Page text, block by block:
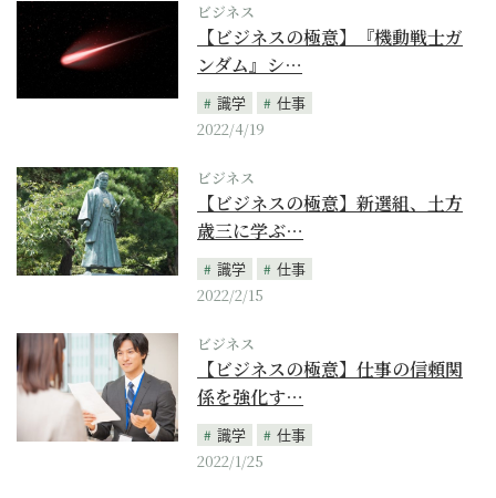
ビジネス
【ビジネスの極意】『機動戦士ガ
ンダム』シ…
識学
仕事
2022/4/19
ビジネス
【ビジネスの極意】新選組、土方
歳三に学ぶ…
識学
仕事
2022/2/15
ビジネス
【ビジネスの極意】仕事の信頼関
係を強化す…
識学
仕事
2022/1/25